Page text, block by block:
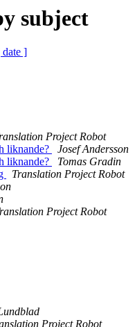
subject
date ]
Project Robot
liknande?
Josef Andersson
liknande?
Tomas Gradin
Translation Project Robot
Project Robot
Project Robot